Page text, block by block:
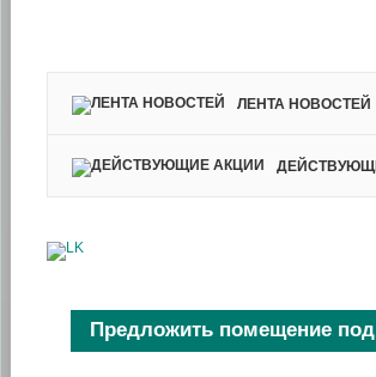
ЛЕНТА НОВОСТЕЙ
Предложить помещение под